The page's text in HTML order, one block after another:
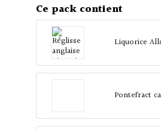
Ce pack contient
Liquorice
Pontefract